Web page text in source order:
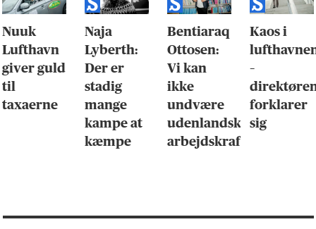
Nuuk
Lufthavn
giver guld
til
taxaerne
Naja
Lyberth:
Der er
stadig
mange
kampe at
kæmpe
Bentiaraq
Ottosen:
Vi kan
ikke
undvære
udenlandsk
arbejdskraft
Kaos i
–
forklarer
sig